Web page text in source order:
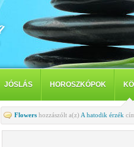
JÓSLÁS HOROSZKÓPOK
Flowers hozzászólt a(z) A hatodik érzék